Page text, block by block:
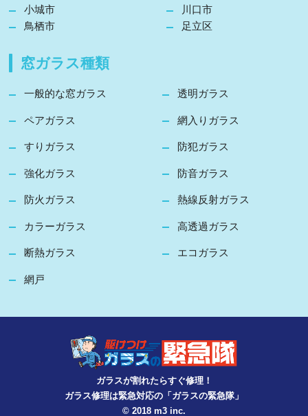
小城市
鳥栖市
川口市
足立区
窓ガラス種類
一般的な窓ガラス 透明ガラス
ペアガラス 網入りガラス
すりガラス 防犯ガラス
強化ガラス 防音ガラス
防火ガラス 熱線反射ガラス
カラーガラス 高透過ガラス
断熱ガラス エコガラス
網戸
ガラスが割れたらすぐ修理！
ガラス修理は緊急対応の「ガラスの緊急隊」
© 2018 m3 inc.